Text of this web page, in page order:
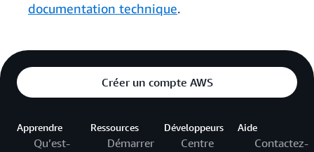
documentation technique.
Créer un compte AWS
Apprendre
Qu’est-
Ressources
Démarrer
Développeurs
Centre
Aide
Contactez-